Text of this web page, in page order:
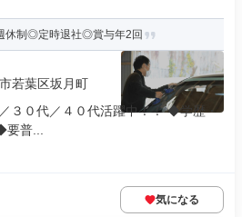
制◎定時退社◎賞与年2回
若葉区坂月町
３０代／４０代活躍中！！ ◆学歴・
普...
気になる